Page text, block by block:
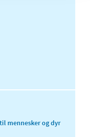
mennesker og dyr